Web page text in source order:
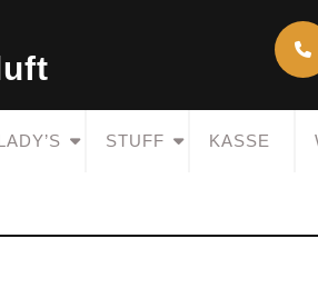
STUFF KASSE